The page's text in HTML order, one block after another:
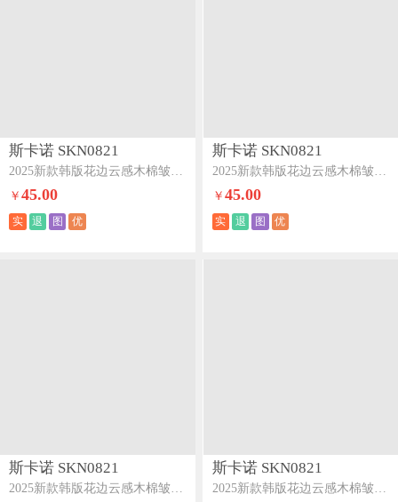
斯卡诺 SKN0821
2025新款韩版花边云感木棉皱皱纱四件套双层纱学生三件套-芝士奶酪
￥45.00
实 退 图 优
斯卡诺 SKN0821
2025新款韩版花边云感木棉皱皱纱四件套双层纱学生三件套-心心相印
￥ 45.00
实 退 图 优
斯卡诺 SKN0821
2025新款韩版花边云感木棉皱皱纱四件套双层纱学生三件套-陌上花开
斯卡诺 SKN0821
2025新款韩版花边云感木棉皱皱纱四件套双层纱学生三件套-梦境